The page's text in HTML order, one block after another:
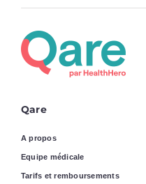
Qare
A propos
Equipe médicale
Tarifs et remboursements